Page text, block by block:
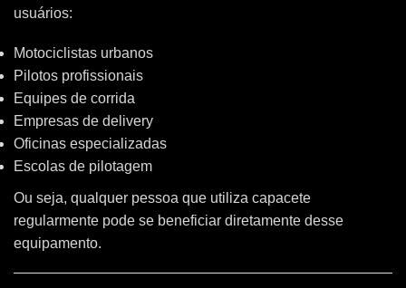
usuários:
Motociclistas urbanos
Pilotos profissionais
Equipes de corrida
Empresas de delivery
Oficinas especializadas
Escolas de pilotagem
Ou seja, qualquer pessoa que utiliza capacete
regularmente pode se beneficiar diretamente desse
equipamento.